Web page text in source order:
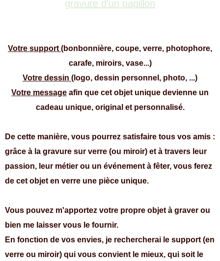
Votre support (bonbonnière, coupe, verre, photophore,
carafe, miroirs, vase...)
Votre dessin (logo, dessin personnel, photo, ...)
Votre message afin que cet objet unique devienne un
cadeau unique, original et personnalisé.
De cette manière, vous pourrez satisfaire tous vos amis :
grâce à la gravure sur verre (ou miroir) et à travers leur
passion, leur métier ou un événement à fêter, vous ferez
de cet objet en verre une pièce unique.
Vous pouvez m'apportez votre propre objet à graver ou
bien me laisser vous le fournir.
En fonction de vos envies, je rechercherai le support (en
verre ou miroir) qui vous convient le mieux, qui soit le